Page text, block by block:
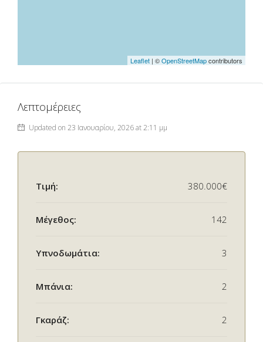
Leaflet | ©OpenStreetMapcontributors
Λεπτομέρειες
Updated on 23 Ιανουαρίου, 2026 at 2:11 μμ
Τιμή: 380.000€
Μέγεθος: 142
Υπνοδωμάτια: 3
Μπάνια: 2
Γκαράζ: 2